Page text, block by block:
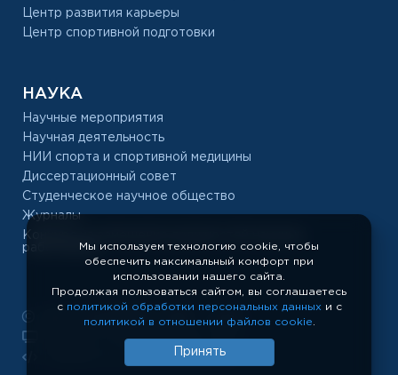
Центр развития карьеры
Центр спортивной подготовки
НАУКА
Научные мероприятия
Научная деятельность
НИИ спорта и спортивной медицины
Диссертационный совет
Студенческое научное общество
Журналы
Конкурс на замещение должностей научных
работников
РУС «ГЦОЛИФК», 1918 — 2026
Показать полную версию сайта
Разработка сайта: temeshov.ru
Мы используем технологию cookie, чтобы
обеспечить максимальный комфорт при
использовании нашего сайта.
Продолжая пользоваться сайтом, вы соглашаетесь
с политикой обработки персональных данных и с
политикой в отношении файлов cookie
Принять